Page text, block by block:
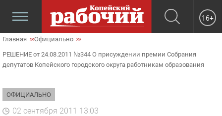
16+
Главная Официально
РЕШЕНИЕ от 24.08.2011 №344 О присуждении премии Собрания
депутатов Копейского городского округа работникам образования
ОФИЦИАЛЬНО
02 сентября 2011 13:03